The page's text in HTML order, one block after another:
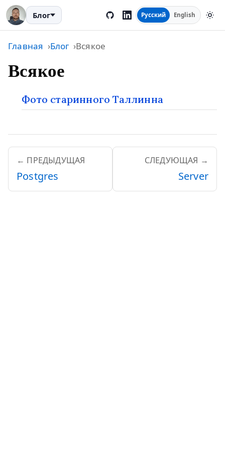
Блог Русский English
Главная Блог Всякое
Всякое
Фото старинного Таллинна
← ПРЕДЫДУЩАЯ
Postgres
СЛЕДУЮЩАЯ →
Server